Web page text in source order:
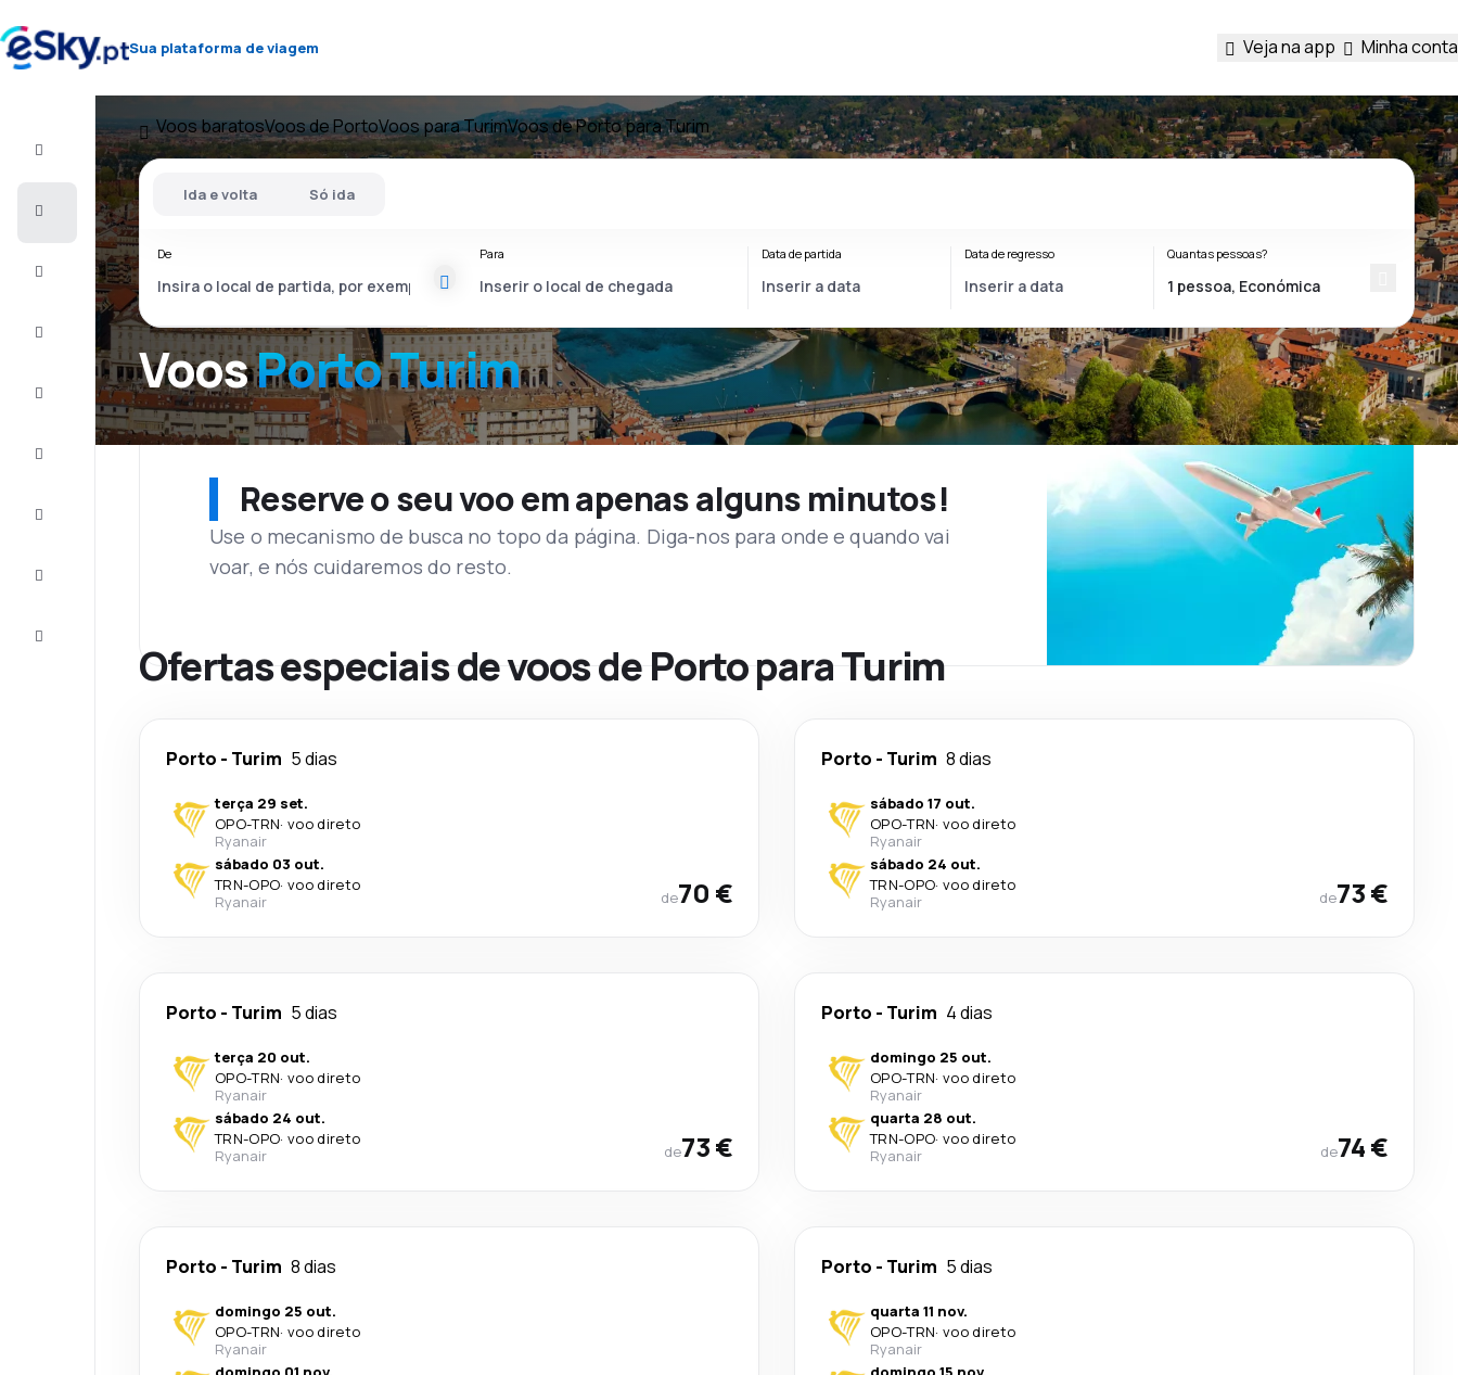
Sua plataforma de viagem Veja na app Minha conta
Voo+Hotel
baratos
Alojamentos
Voos baratosVoos de PortoVoos para TurimVoos de Porto para Turim
VoosPorto Turim
Ida e volta Só ida
De Para Data de partida Data de regresso Quantas pessoas?
Reserve o seu voo em apenas alguns minutos!
Use o mecanismo de busca no topo da página. Diga-nos para onde e quando vai
voar, e nós cuidaremos do resto.
Ofertas especiais de voos de Porto para Turim
Porto - Turim 5 dias
terça 29 set.
OPO-TRN· voo direto
Ryanair
sábado 03 out.
TRN-OPO· voo direto
Ryanair
de70 €
Porto - Turim 8 dias
sábado 17 out.
OPO-TRN· voo direto
Ryanair
sábado 24 out.
TRN-OPO· voo direto
Ryanair
de73 €
Porto - Turim 5 dias
terça 20 out.
OPO-TRN· voo direto
Ryanair
sábado 24 out.
TRN-OPO· voo direto
Ryanair
de73 €
Porto - Turim 4 dias
domingo 25 out.
OPO-TRN· voo direto
Ryanair
quarta 28 out.
TRN-OPO· voo direto
Ryanair
de74 €
Porto - Turim 8 dias
domingo 25 out.
OPO-TRN· voo direto
Ryanair
Porto - Turim 5 dias
quarta 11 nov.
OPO-TRN· voo direto
Ryanair